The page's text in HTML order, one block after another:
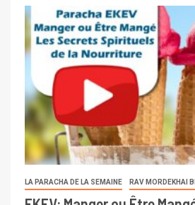
LA PARACHA DE LA SEMAINE RAV MORDEKHAI